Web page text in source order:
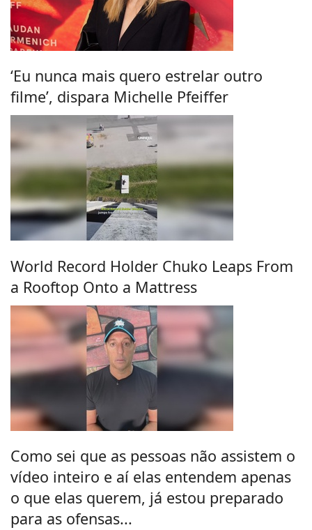
‘Eu nunca mais quero estrelar outro
filme’, dispara Michelle Pfeiffer
World Record Holder Chuko Leaps From
a Rooftop Onto a Mattress
Como sei que as pessoas não assistem o
vídeo inteiro e aí elas entendem apenas
o que elas querem, já estou preparado
para as ofensas...